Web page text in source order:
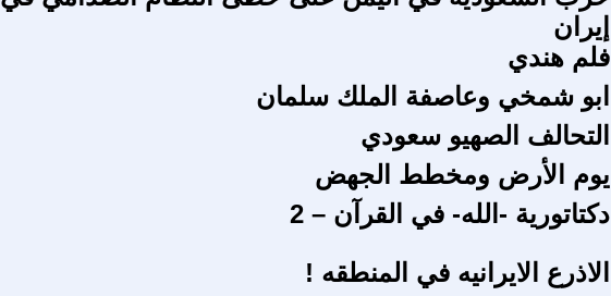
إيران
فلم هندي
ابو شمخي وعاصفة الملك سلمان
التحالف الصهيو سعودي
يوم الأرض ومخطط الجهض
دكتاتورية -الله- في القرآن – 2
الاذرع الايرانيه في المنطقه !